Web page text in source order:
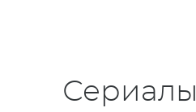
Сериалы